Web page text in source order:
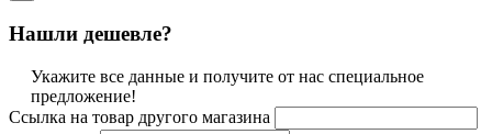
Нашли дешевле?
Укажите все данные и получите от нас специальное
предложение!
Ссылка на товар другого магазина